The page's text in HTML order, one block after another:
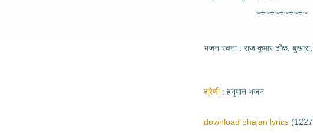
~÷~÷~÷~÷~÷~
भजन रचना : राज कुमार टाँक, बुखारा,
श्रेणी हनुमान भजन
download bhajan lyrics